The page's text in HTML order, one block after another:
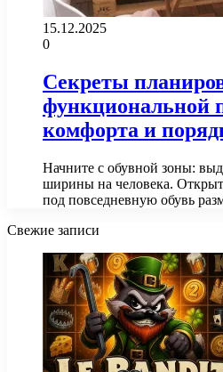
15.12.2025
0
Секреты
функциональной
комфорта и
Начните с обувной зоны:
ширины на человека.
под повседневную обувь
Свежие записи